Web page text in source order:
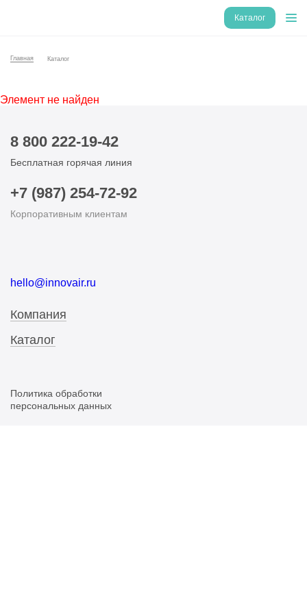
Каталог
Главная Каталог
Элемент не найден
8 800 222-19-42
Бесплатная горячая линия
+7 (987) 254-72-92
Корпоративным клиентам
hello@innovair.ru
Компания
Каталог
Политика обработки
персональных данных